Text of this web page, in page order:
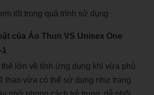
tốt trong quá trình sử dụng
của Áo Thun VS Unisex One
1
lớn về tính ứng dụng khi vừa phù
thao vừa có thể sử dụng như trang